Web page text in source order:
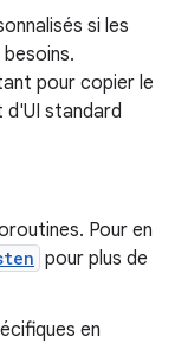
si les
pour copier le
d'UI standard
Pour en
pour plus de
en